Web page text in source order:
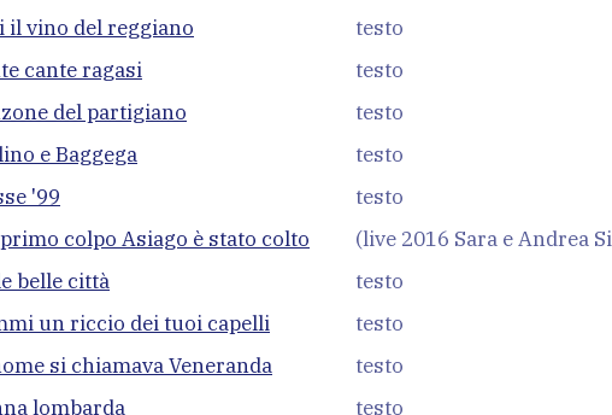
il vino del reggiano
testo
cante ragasi
testo
del partigiano
testo
e Baggega
testo
'99
testo
colpo Asiago è stato colto
(live 2016 Sara e Andrea
belle città
testo
un riccio dei tuoi capelli
testo
si chiamava Veneranda
testo
lombarda
testo